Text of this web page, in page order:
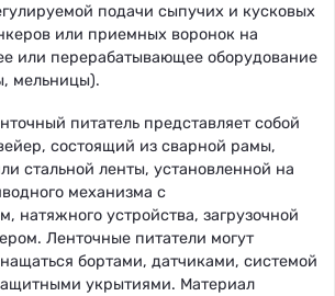
подачи сыпучих и кусковых
или приемных воронок на
или перерабатывающее оборудование
мельницы).
питатель представляет собой
состоящий из сварной рамы,
стальной ленты, установленной на
механизма с
натяжного устройства, загрузочной
Ленточные питатели могут
бортами, датчиками, системой
укрытиями. Материал